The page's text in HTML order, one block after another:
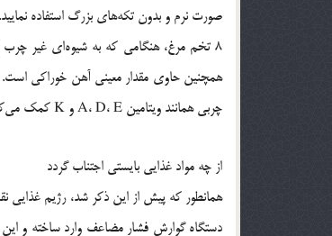
صورت نرم و بدون تکه‌های بزرگ استفاده نمایید.
8 تخم مرغ، هنگامی که به شیوه‌ای غیر
همچنین حاوی مقدار معینی آهن خوراکی
چربی همانند ویتامین A، D، E و K کمک می‌کند. با این حال، اگر مشکل کلسترول دارید، مصرف زرده تخم مرغ را به حداقل برسانید.
از چه مواد غذایی بایستی اجتناب گردد
همانطور که پیش از این ذکر شد، رژیم غذایی
دستگاه گوارش فشار مضاعف وارد ساخته و این